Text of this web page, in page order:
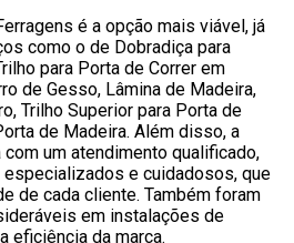
é a opção mais viável, já
como o de Dobradiça para
para Porta de Correr em
de Gesso, Lâmina de Madeira,
Trilho Superior para Porta de
de Madeira. Além disso, a
um atendimento qualificado,
e cuidadosos, que
de cada cliente. Também foram
em instalações de
eficiência da marca.